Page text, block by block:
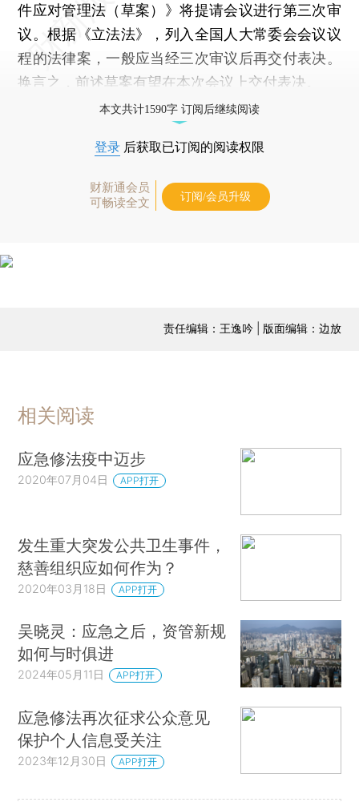
件应对管理法（草案）》将提请会议进行第三次审
议。根据《立法法》，列入全国人大常委会会议议
程的法律案，一般应当经三次审议后再交付表决。
换言之，前述草案有望在本次会议上交付表决。
本文共计1590字 订阅后继续阅读
登录 后获取已订阅的阅读权限
财新通会员
可畅读全文
订阅/会员升级
责任编辑：王逸吟 | 版面编辑：边放
相关阅读
应急修法疫中迈步
2020年07月04日 APP打开
发生重大突发公共卫生事件，
慈善组织应如何作为？
2020年03月18日 APP打开
吴晓灵：应急之后，资管新规
如何与时俱进
2024年05月11日 APP打开
应急修法再次征求公众意见
保护个人信息受关注
2023年12月30日 APP打开